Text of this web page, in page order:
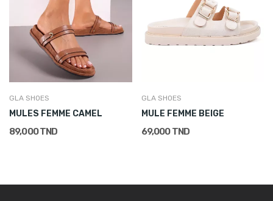
GLA SHOES
MULES FEMME CAMEL
89,000 TND
GLA SHOES
MULE FEMME BEIGE
69,000 TND